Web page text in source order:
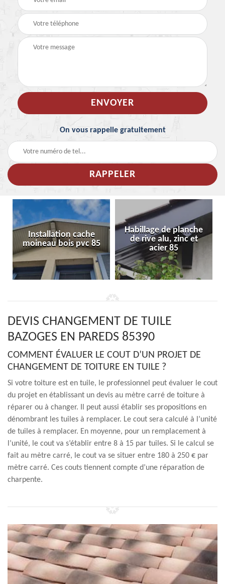
On vous rappelle gratuitement
Installation cache
moineau bois pvc 85
Habillage de planche
de rive alu, zinc et
acier 85
DEVIS CHANGEMENT DE TUILE
BAZOGES EN PAREDS 85390
COMMENT ÉVALUER LE COUT D’UN PROJET DE
CHANGEMENT DE TOITURE EN TUILE ?
Si votre toiture est en tuile, le professionnel peut évaluer le cout
du projet en établissant un devis au mètre carré de toiture à
réparer ou à changer. Il peut aussi établir ses propositions en
dénombrant les tuiles à remplacer. Le cout sera calculé à l’unité
de tuiles à remplacer. En moyenne, pour un remplacement à
l’unité, le cout va s’établir entre 8 à 15 par tuiles. Si le calcul se
fait au mètre carré, le cout va se situer entre 180 à 250 € par
mètre carré. Ces couts tiennent compte d’une réparation de
charpente.